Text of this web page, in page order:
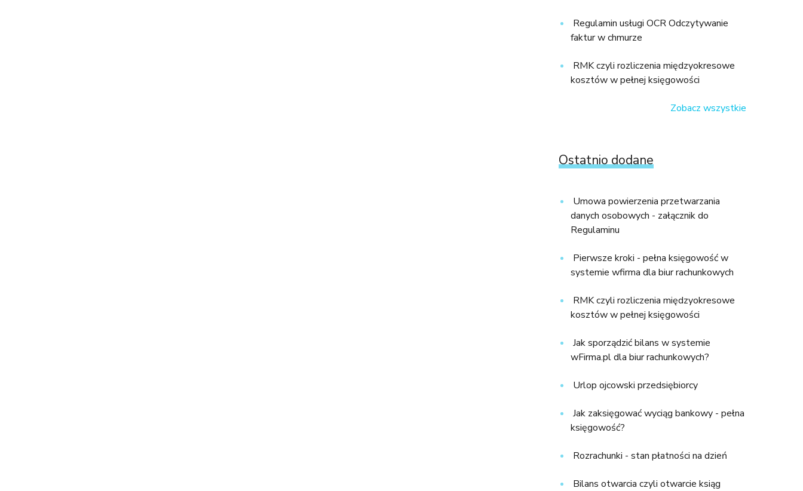
Regulamin usługi OCR Odczytywanie
faktur w chmurze
RMK czyli rozliczenia międzyokresowe
kosztów w pełnej księgowości
Zobacz wszystkie
Ostatnio dodane
Umowa powierzenia przetwarzania
danych osobowych - załącznik do
Regulaminu
Pierwsze kroki - pełna księgowość w
systemie wfirma dla biur rachunkowych
RMK czyli rozliczenia międzyokresowe
kosztów w pełnej księgowości
Jak sporządzić bilans w systemie
wFirma.pl dla biur rachunkowych?
Urlop ojcowski przedsiębiorcy
Jak zaksięgować wyciąg bankowy - pełna
księgowość?
Rozrachunki - stan płatności na dzień
Bilans otwarcia czyli otwarcie ksiąg